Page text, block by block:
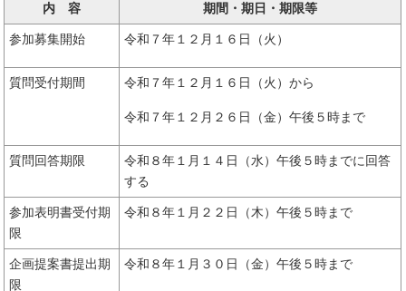
内 容
期間・期日・期限等
参加募集開始 令和７年１２月１６日（火）
質問受付期間 令和７年１２月１６日（火）から
令和７年１２月２６日（金）午後５時まで
質問回答期限
令和８年１月１４日（水）午後５時までに回答
する
参加表明書受付期
限
令和８年１月２２日（木）午後５時まで
企画提案書提出期
限
令和８年１月３０日（金）午後５時まで